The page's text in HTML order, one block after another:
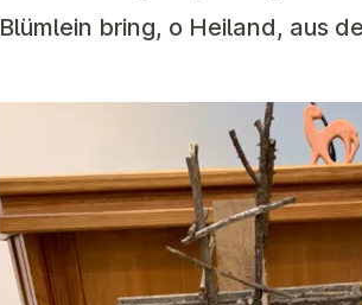
Blümlein bring, o Heiland, aus